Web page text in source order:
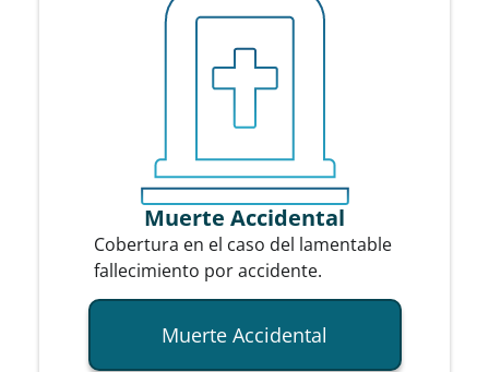
Muerte Accidental
Cobertura en el caso del lamentable
fallecimiento por accidente.
Muerte Accidental